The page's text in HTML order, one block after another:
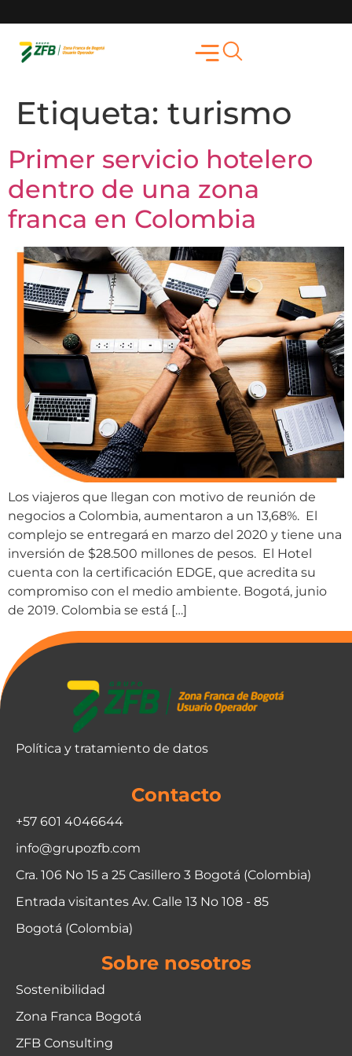
Etiqueta: turismo
Primer servicio hotelero
dentro de una zona
franca en Colombia
Los viajeros que llegan con motivo de reunión de
negocios a Colombia, aumentaron a un 13,68%. El
complejo se entregará en marzo del 2020 y tiene una
inversión de $28.500 millones de pesos. El Hotel
cuenta con la certificación EDGE, que acredita su
compromiso con el medio ambiente. Bogotá, junio
de 2019. Colombia se está […]
Política y tratamiento de datos
Contacto
+57 601 4046644
info@grupozfb.com
Cra. 106 No 15 a 25 Casillero 3 Bogotá (Colombia)
Entrada visitantes Av. Calle 13 No 108 - 85
Bogotá (Colombia)
Sobre nosotros
Sostenibilidad
Zona Franca Bogotá
ZFB Consulting